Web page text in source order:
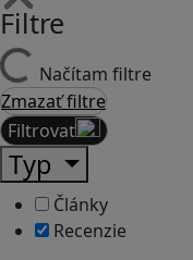
Filtre
Načítam filtre
Zmazať filtre
Filtrovať
Typ
Články
Recenzie